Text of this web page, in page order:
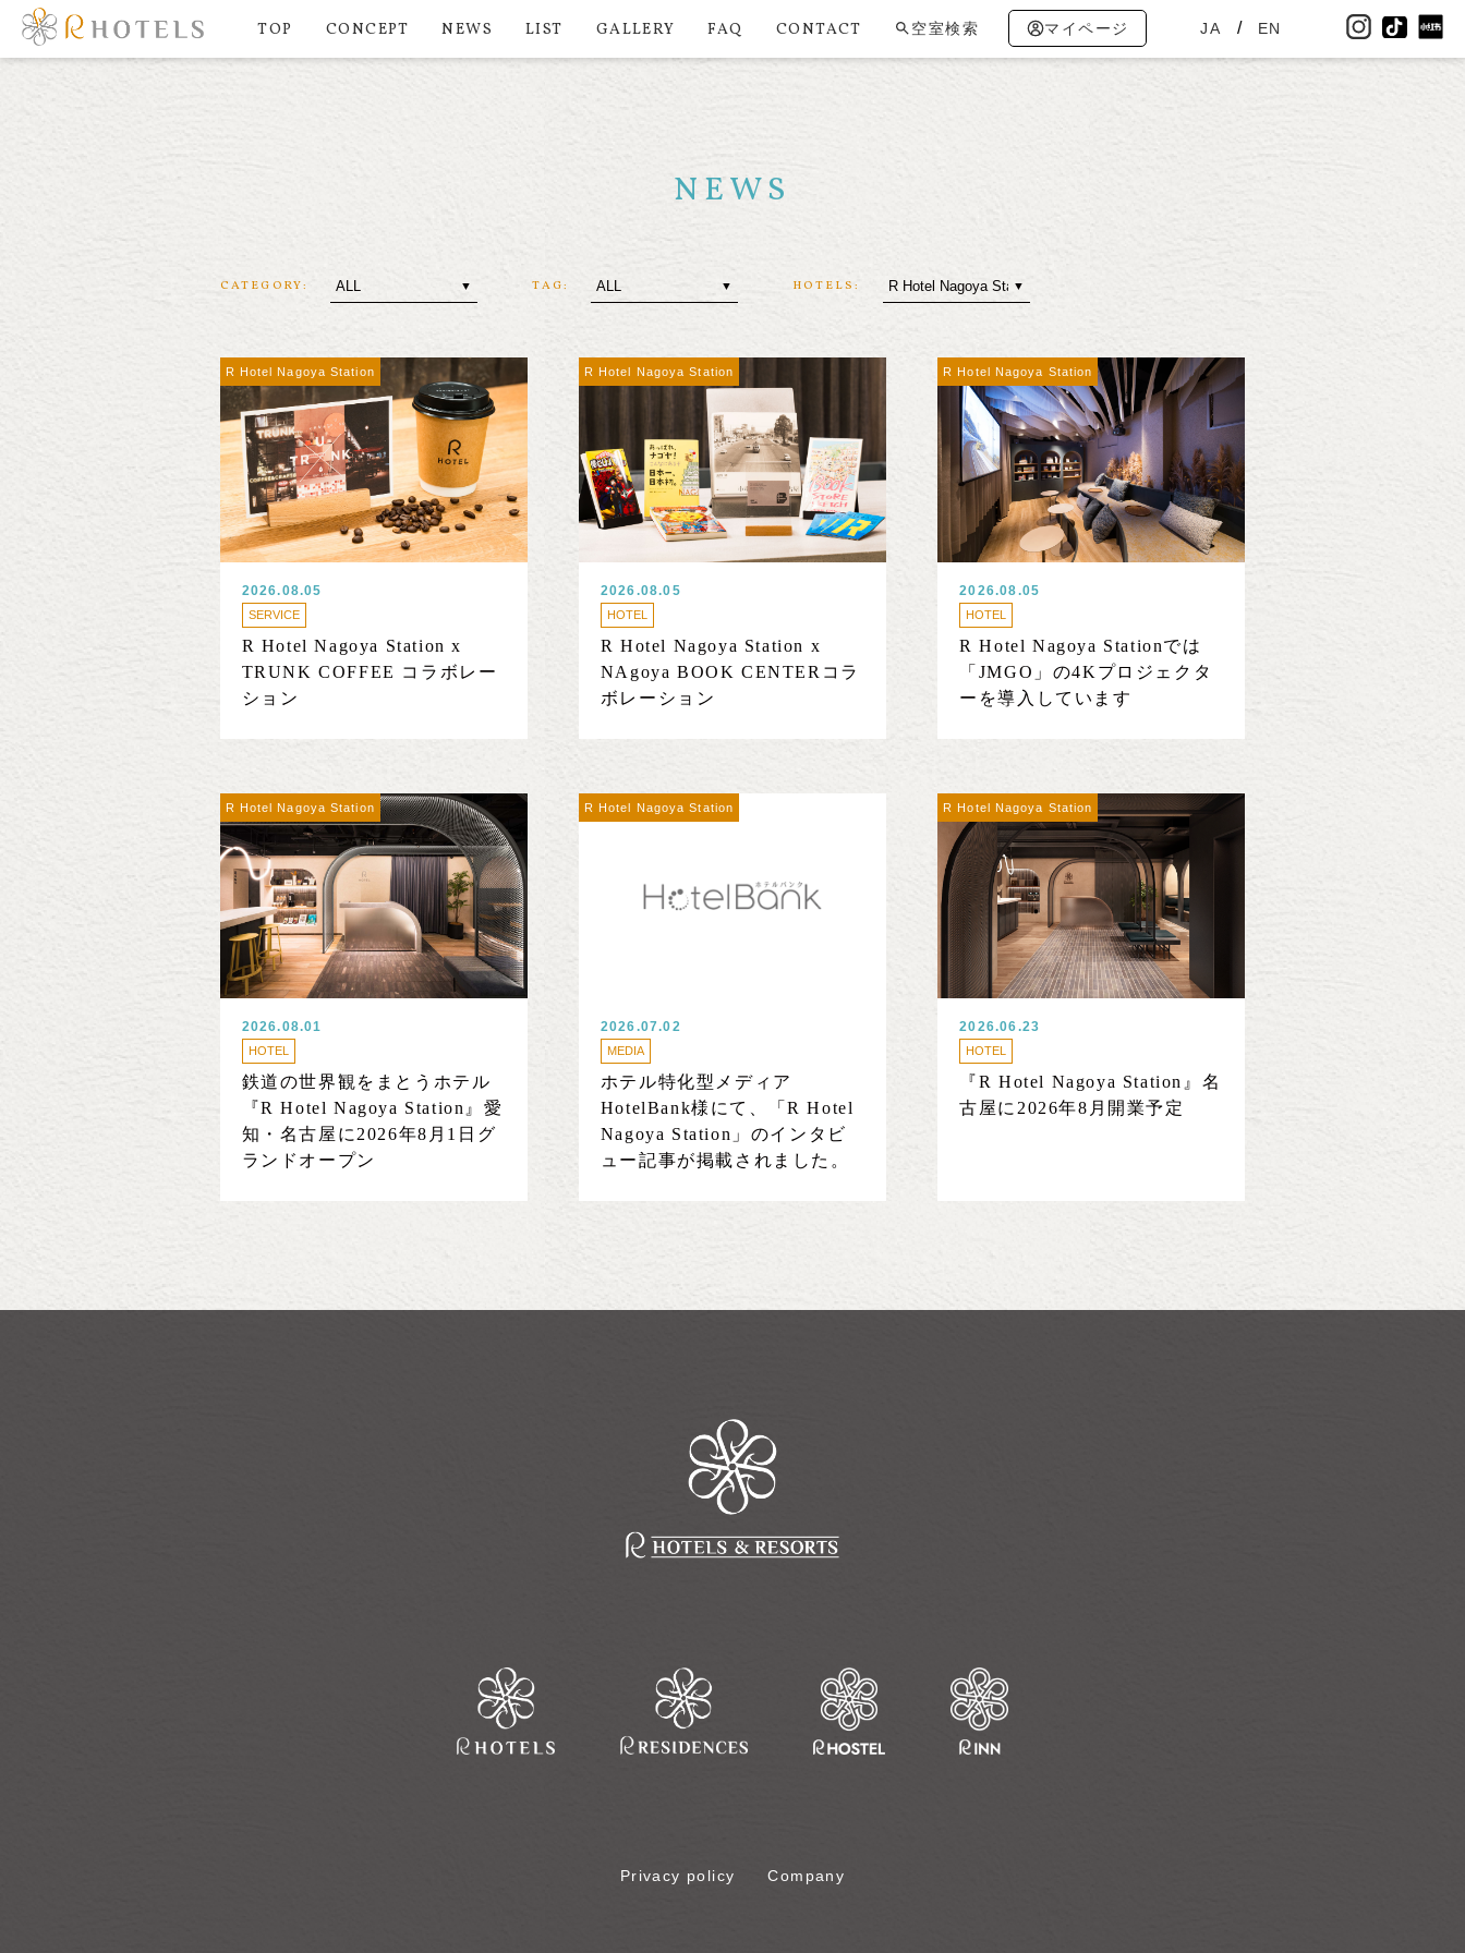
TOP CONCEPT NEWS LIST GALLERY FAQ CONTACT 空室検索 マイページ JA EN
NEWS
CATEGORY: TAG: HOTELS:
R Hotel Nagoya Station
2026.08.05
SERVICE
R Hotel Nagoya Station x
TRUNK COFFEE コラボレー
ション
R Hotel Nagoya Station
2026.08.05
HOTEL
R Hotel Nagoya Station x
NAgoya BOOK CENTERコラ
ボレーション
R Hotel Nagoya Station
2026.08.05
HOTEL
R Hotel Nagoya Stationでは
「JMGO」の4Kプロジェクタ
ーを導入しています
R Hotel Nagoya Station
2026.08.01
HOTEL
鉄道の世界観をまとうホテル
『R Hotel Nagoya Station』愛
知・名古屋に2026年8月1日グ
ランドオープン
R Hotel Nagoya Station
2026.07.02
MEDIA
ホテル特化型メディア
HotelBank様にて、「R Hotel
Nagoya Station」のインタビ
ュー記事が掲載されました。
R Hotel Nagoya Station
2026.06.23
HOTEL
『R Hotel Nagoya Station』名
古屋に2026年8月開業予定
Privacy policy Company